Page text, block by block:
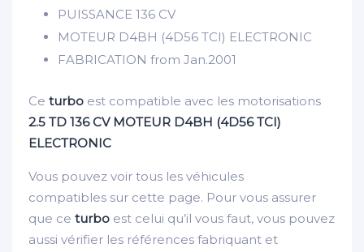
PUISSANCE 136 CV
MOTEUR D4BH (4D56 TCI) ELECTRONIC
FABRICATION from Jan.2001
Ce turbo est compatible avec les motorisations
2.5 TD 136 CV MOTEUR D4BH (4D56 TCI)
ELECTRONIC
Vous pouvez voir tous les véhicules
compatibles sur cette page. Pour vous assurer
que ce turbo est celui qu’il vous faut, vous pouvez
aussi vérifier les références fabriquant et